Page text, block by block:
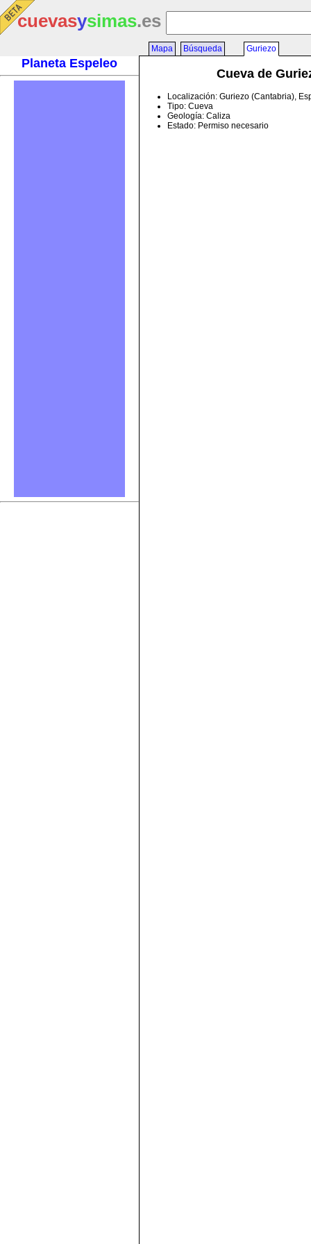
cuevasysimas.es
Planeta Espeleo
Mapa Búsqueda Guriezo
Cueva de
Localización: Guriezo (Cantabria),
Tipo: Cueva
Geología: Caliza
Estado: Permiso necesario